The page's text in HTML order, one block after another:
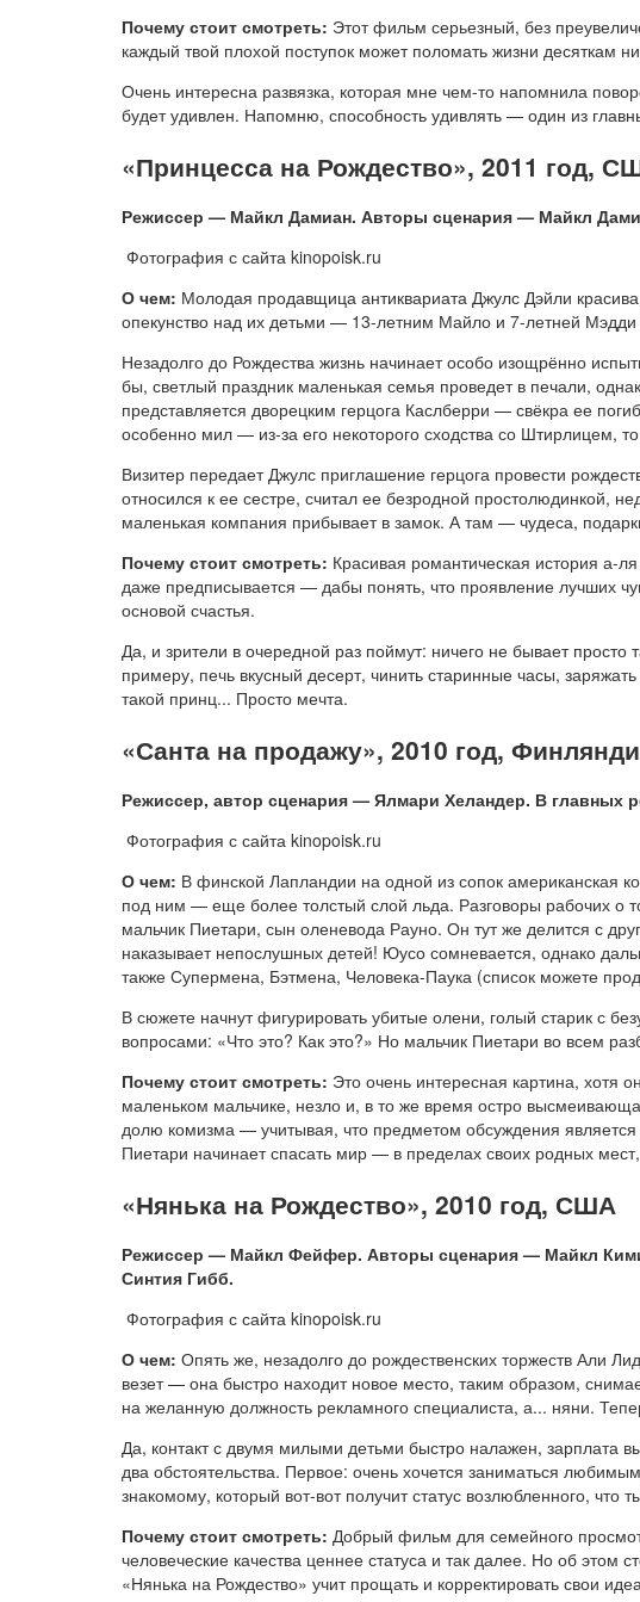
Почему стоит смотреть: Этот фильм серьезный, без
каждый твой плохой поступок может поломать жизни десяткам
Очень интересна развязка, которая мне чем-то напомнила
будет удивлен. Напомню, способность удивлять — один из
«Принцесса на Рождество», 2011 год,
Режиссер — Майкл Дамиан. Авторы сценария — Майкл
Фотография с сайта kinopoisk.ru
О чем: Молодая продавщица антиквариата Джулс Дэйли
опекунство над их детьми — 13-летним Майло и 7-летней
Незадолго до Рождества жизнь начинает особо изощрённо
бы, светлый праздник маленькая семья проведет в печали,
представляется дворецким герцога Каслберри — свёкра ее
особенно мил — из-за его некоторого сходства со Штирлицем,
Визитер передает Джулс приглашение герцога провести
относился к ее сестре, считал ее безродной простолюдинкой,
маленькая компания прибывает в замок. А там — чудеса,
Почему стоит смотреть: Красивая романтическая история а-
даже предписывается — дабы понять, что проявление лучших
основой счастья.
Да, и зрители в очередной раз поймут: ничего не бывает
примеру, печь вкусный десерт, чинить старинные часы,
такой принц... Просто мечта.
«Санта на продажу», 2010 год,
Режиссер, автор сценария — Ялмари Хеландер. В
Фотография с сайта kinopoisk.ru
О чем: В финской Лапландии на одной из сопок американская
под ним — еще более толстый слой льда. Разговоры рабочих о
мальчик Пиетари, сын оленевода Рауно. Он тут же делится с
наказывает непослушных детей! Юусо сомневается, однако
также Супермена, Бэтмена, Человека-Паука (список можете
В сюжете начнут фигурировать убитые олени, голый старик с
вопросами: «Что это? Как это?» Но мальчик Пиетари во всем
Почему стоит смотреть: Это очень интересная картина, хотя
маленьком мальчике, незло и, в то же время остро
долю комизма — учитывая, что предметом обсуждения
Пиетари начинает спасать мир — в пределах своих родных
«Нянька на Рождество», 2010 год, США
Режиссер — Майкл Фейфер. Авторы сценария — Майкл
Синтия Гибб.
Фотография с сайта kinopoisk.ru
О чем: Опять же, незадолго до рождественских торжеств Али
везет — она быстро находит новое место, таким образом,
на желанную должность рекламного специалиста, а... няни.
Да, контакт с двумя милыми детьми быстро налажен,
два обстоятельства. Первое: очень хочется заниматься
знакомому, который вот-вот получит статус возлюбленного,
Почему стоит смотреть: Добрый фильм для семейного
человеческие качества ценнее статуса и так далее. Но об
«Нянька на Рождество» учит прощать и корректировать свои